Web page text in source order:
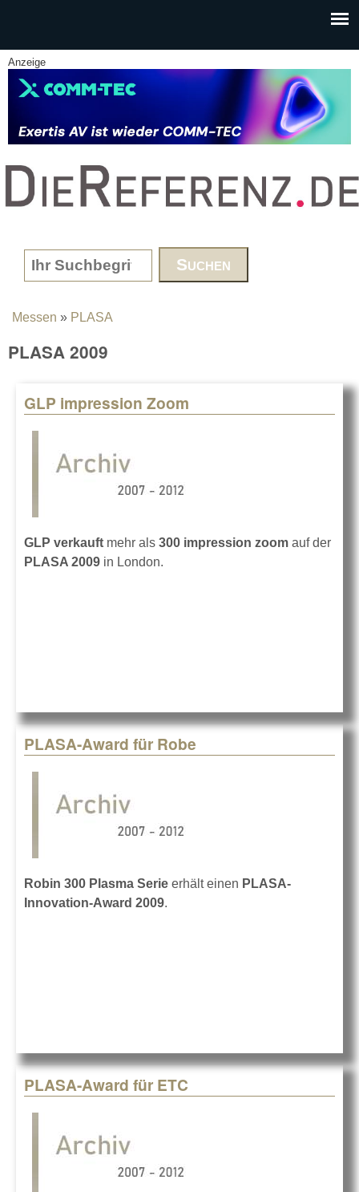
Anzeige
www.DieReferenz.de
Search form
You are here
Messen » PLASA
PLASA 2009
GLP impression Zoom
GLP verkauft mehr als 300 impression zoom auf der
PLASA 2009 in London.
PLASA-Award für Robe
Robin 300 Plasma Serie erhält einen PLASA-
Innovation-Award 2009.
PLASA-Award für ETC